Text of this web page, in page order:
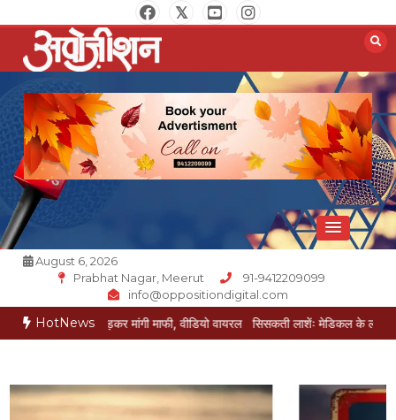
to
content
Opposition Digital
August 6, 2026
Prabhat Nagar, Meerut
91-9412209099
info@oppositiondigital.com
HotNews
पकड़कर मांगी माफी, वीडियो वायरल सिसकती लाशेंः मेडिकल के लावारिस वार्ड में मरीज